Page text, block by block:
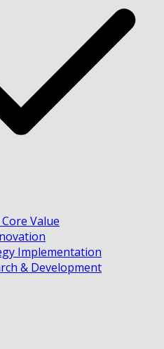
Value
Implementation
& Development